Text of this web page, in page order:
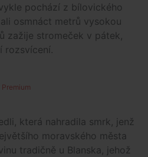
pochází z bílovického
osmnáct metrů vysokou
zažije stromeček v pátek,
rozsvícení.
Premium
která nahradila smrk, jenž
moravského města
tradičně u Blanska, jehož